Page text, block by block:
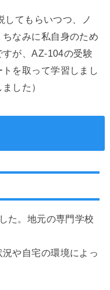
してもらいつつ、ノ
なみに私自身のため
が、AZ-104の受験
を取って学習しまし
した）
た。地元の専門学校
や自宅の環境によっ